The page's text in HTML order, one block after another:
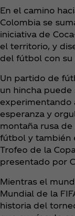
En el camino
Colombia se
iniciativa de
el territorio, y
del fútbol con su
Un partido de
un hincha
experimentando
esperanza y
montaña rusa
fútbol y también
Trofeo de la
presentado por
Mientras el
Mundial de la
historia del